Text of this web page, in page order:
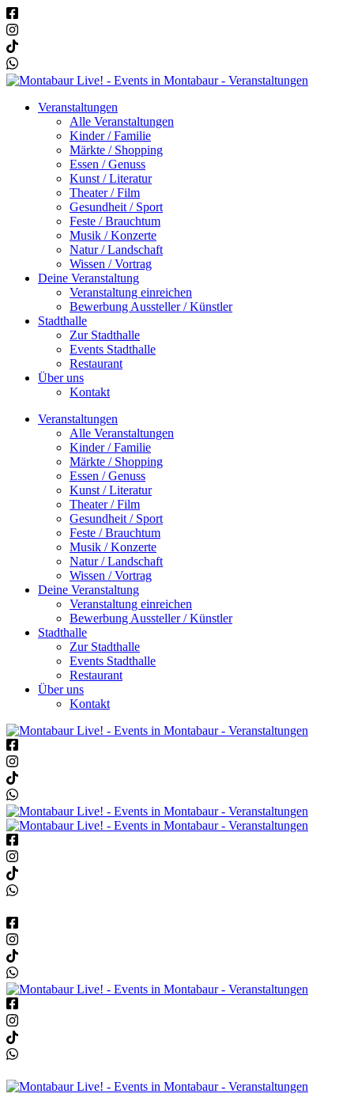
Veranstaltungen
Alle Veranstaltungen
Kinder / Familie
Märkte / Shopping
Essen / Genuss
Kunst / Literatur
Theater / Film
Gesundheit / Sport
Feste / Brauchtum
Musik / Konzerte
Natur / Landschaft
Wissen / Vortrag
Deine Veranstaltung
Veranstaltung einreichen
Bewerbung Aussteller / Künstler
Stadthalle
Zur Stadthalle
Events Stadthalle
Restaurant
Über uns
Kontakt
Veranstaltungen
Alle Veranstaltungen
Kinder / Familie
Märkte / Shopping
Essen / Genuss
Kunst / Literatur
Theater / Film
Gesundheit / Sport
Feste / Brauchtum
Musik / Konzerte
Natur / Landschaft
Wissen / Vortrag
Deine Veranstaltung
Veranstaltung einreichen
Bewerbung Aussteller / Künstler
Stadthalle
Zur Stadthalle
Events Stadthalle
Restaurant
Über uns
Kontakt